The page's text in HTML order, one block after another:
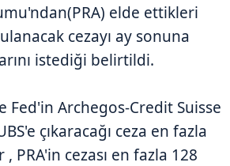
elde ettikleri
cezayı ay sonuna
istediği belirtildi.
Fed'in Archegos-Credit Suisse
çıkaracağı ceza en fazla
PRA'in cezası en fazla 128